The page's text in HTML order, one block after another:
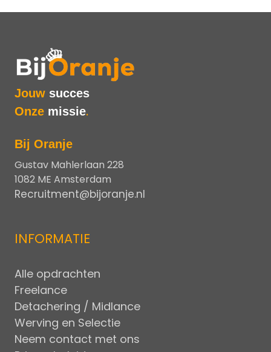
Jouw succes
Onze missie.
Bij Oranje
Gustav Mahlerlaan 228
1082 ME Amsterdam
Recruitment@bijoranje.nl
INFORMATIE
Alle opdrachten
Freelance
Detachering / Midlance
Werving en Selectie
Neem contact met ons